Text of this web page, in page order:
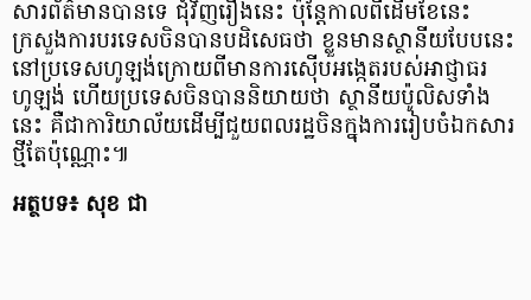
សារព័ត៌មានបានទេ ​ជុំវិញ​រឿងនេះ ​ប៉ុន្តែ​កាល​ពី​ដើម​ខែ​នេះ​
ក្រសួង​ការ​បរ​ទេស​ចិន​​បាន​បដិសេធ​ថា ខ្លួន​មាន​ស្ថានីយ​បែប​នេះ​
នៅ​ប្រទេស​ហូឡង់​ក្រោយ​ពី​​មាន​ការ​ស៊ើប​អង្កេត​របស់​អាជ្ញា​ធរ​
ហូឡង់​ ហើយ​ប្រទេស​ចិន​បាន​និយាយ​ថា ស្ថានីយ​ប៉ូលិស​ទាំង​
នេះ​ គឺ​ជា​ការិយា​ល័យ​​​ដើម្បី​ជួយ​ពលរដ្ឋ​ចិនក្នុង​ការ​រៀប​ចំឯកសារ​​​
ថ្មី​តែ​ប៉ុណ្ណោះ​៕
អត្ថបទ៖ សុខ ជា